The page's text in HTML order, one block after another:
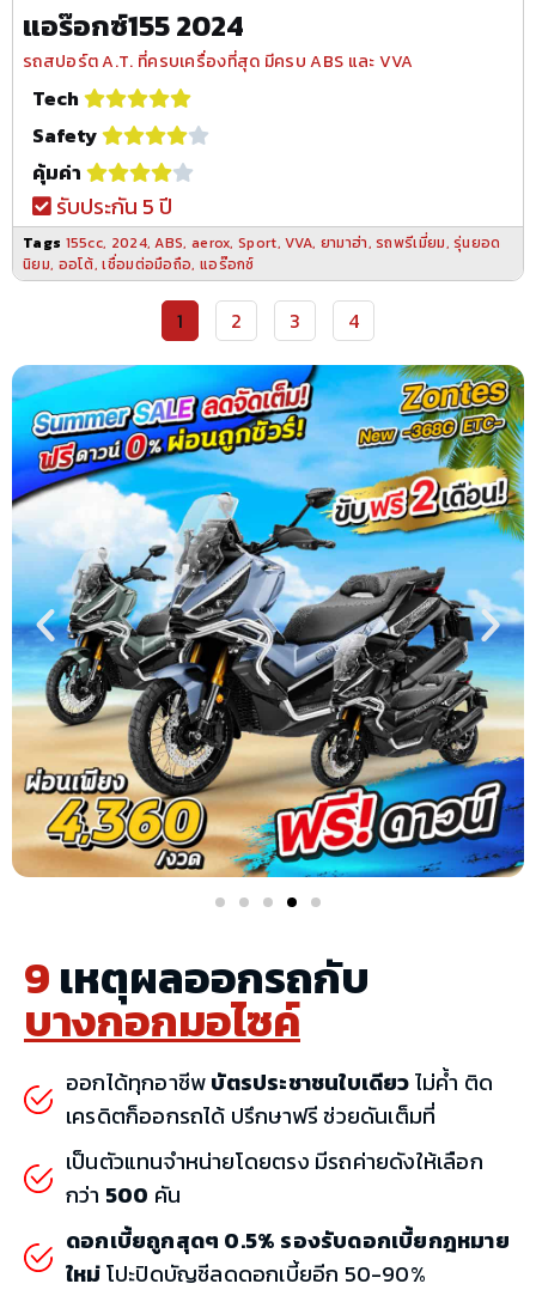
แอร๊อกซ์155 2024
รถสปอร์ต A.T. ที่ครบเครื่องที่สุด มีครบ ABS และ VVA
Tech
Safety
คุ้มค่า
รับประกัน 5 ปี
Tags 155cc, 2024,ABS, aerox,Sport,VVA, ยามาฮ่า,รถพรีเมี่ยม,รุ่นยอด
นิยม, ออโต้,เชื่อมต่อมือถือ, แอร๊อกซ์
1 2 3 4
9เหตุผลออกรถกับ
บางกอกมอไซค์
ออกได้ทุกอาชีพบัตรประชาชนใบเดียวไม่ค้ำ ติด
เครดิตก็ออกรถได้ ปรึกษาฟรี ช่วยดันเต็มที่
เป็นตัวแทนจำหน่ายโดยตรง มีรถค่ายดังให้เลือก
กว่า 500 คัน
ดอกเบี้ยถูกสุดๆ 0.5% รองรับดอกเบี้ยกฎหมาย
ใหม่โปะปิดบัญชีลดดอกเบี้ยอีก 50-90%